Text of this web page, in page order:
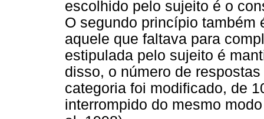
escolhido pelo sujeito é o
O segundo princípio também
aquele que faltava para
estipulada pelo sujeito é
disso, o número de
categoria foi modificado, de
interrompido do mesmo